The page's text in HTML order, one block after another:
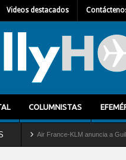
Videos destacados
COLUMNISTAS
Air France-KLM anuncia a Guilhem